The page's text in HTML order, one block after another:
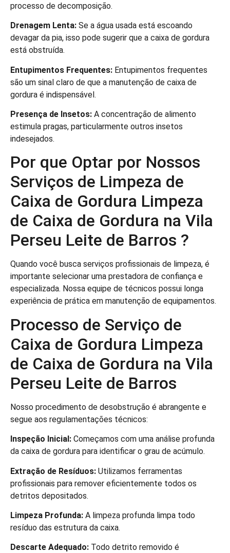
processo de decomposição.
Drenagem Lenta: Se a água usada está escoando
devagar da pia, isso pode sugerir que a caixa de gordura
está obstruída.
Entupimentos Frequentes: Entupimentos frequentes
são um sinal claro de que a manutenção de caixa de
gordura é indispensável.
Presença de Insetos: A concentração de alimento
estimula pragas, particularmente outros insetos
indesejados.
Por que Optar por Nossos
Serviços de Limpeza de
Caixa de Gordura Limpeza
de Caixa de Gordura na Vila
Perseu Leite de Barros ?
Quando você busca serviços profissionais de limpeza, é
importante selecionar uma prestadora de confiança e
especializada. Nossa equipe de técnicos possui longa
experiência de prática em manutenção de equipamentos.
Processo de Serviço de
Caixa de Gordura Limpeza
de Caixa de Gordura na Vila
Perseu Leite de Barros
Nosso procedimento de desobstrução é abrangente e
segue aos regulamentações técnicos:
Inspeção Inicial: Começamos com uma análise profunda
da caixa de gordura para identificar o grau de acúmulo.
Extração de Resíduos: Utilizamos ferramentas
profissionais para remover eficientemente todos os
detritos depositados.
Limpeza Profunda: A limpeza profunda limpa todo
resíduo das estrutura da caixa.
Descarte Adequado: Todo detrito removido é